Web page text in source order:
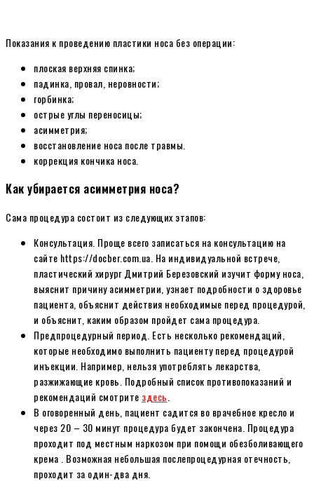
Показания к проведению пластики носа без операции:
плоская верхняя спинка;
падинка, провал, неровности;
горбинка;
острые углы переносицы;
асимметрия;
восстановление носа после травмы.
коррекция кончика носа.
Как убирается асимметрия носа?
Сама процедура состоит из следующих этапов:
Консультация. Проще всего записаться на консультацию на
сайте https://docber.com.ua. На индивидуальной встрече,
пластический хирург Дмитрий Березовский изучит форму носа,
выяснит причину асимметрии, узнает подробности о здоровье
пациента, объяснит действия необходимые перед процедурой,
и объяснит, каким образом пройдет сама процедура.
Предпроцедурный период. Есть несколько рекомендаций,
которые необходимо выполнить пациенту перед процедурой
инъекции. Например, нельзя употреблять лекарства,
разжижающие кровь. Подробный список противопоказаний и
рекомендаций смотрите здесь
В оговоренный день, пациент садится во врачебное кресло и
через 20 – 30 минут процедура будет закончена. Процедура
проходит под местным наркозом при помощи обезболивающего
крема . Возможная небольшая послепроцедурная отечность,
проходит за один-два дня.